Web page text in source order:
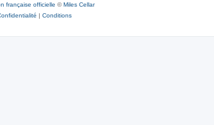
française officielle ©Miles Cellar
| Conditions